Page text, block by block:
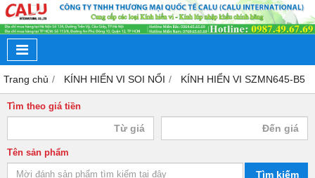
Trang chủ KÍNH HIỂN VI SOI NỔI KÍNH HIỂN VI SZMN645-B5
Tìm theo giá tiền
Tên sản phẩm
Tìm kiếm